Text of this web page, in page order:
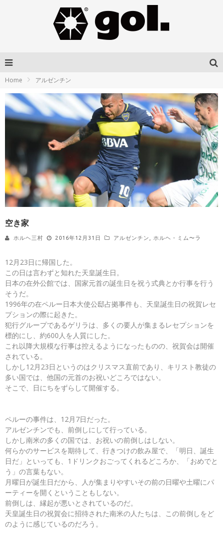
Home アルゼンチン
空き家
ホルヘ三村 2016年12月31日 アルゼンチン ホルヘ・ミム〜ラ
12月23日に帰国した。
この日は言わずと知れた天皇誕生日。
日本の在外公館では、国家元首の誕生日を祝う式典とか行事を行う
そうだ。
1996年の在ペルー日本大使公邸占拠事件も、天皇誕生日の祝賀レセ
プションの際に起きた。
犯行グループであるゲリラは、多くの要人が集まるレセプションを
標的にし、約600人を人質にした。
これ以降大規模な行事は控えるようになったものの、祝賀会は開催
されている。
しかし12月23日というのはクリスマス直前であり、キリスト教徒の
多い国では、他国の元首のお祝いどころではない。
そこで、日にちをずらして開催する。
ペルーの事件は、12月7日だった。
アルゼンチンでも、前倒しにして行っている。
しかし南米の多くの国では、お祝いの前倒しはしない。
何らかのサービスを期待して、行きつけの飲み屋で、「明日、誕生
日だ」といっても、1ドリンクおごってくれるどころか、「おめでと
う」の言葉もない。
月曜日が誕生日だから、人が集まりやすいその前の日曜や土曜にパ
ーティーを開くということもしない。
前倒しは、縁起が悪いとされているのだ。
天皇誕生日の祝賀会に招待された南米の人たちは、この前倒しをど
のように感じているのだろう。